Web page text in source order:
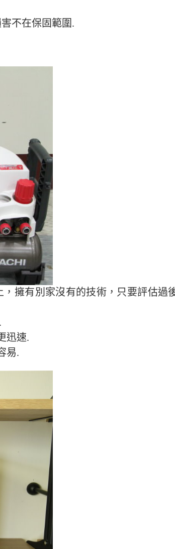
不在保固範圍.
擁有別家沒有的技術，只要評估過
迅速.
易.